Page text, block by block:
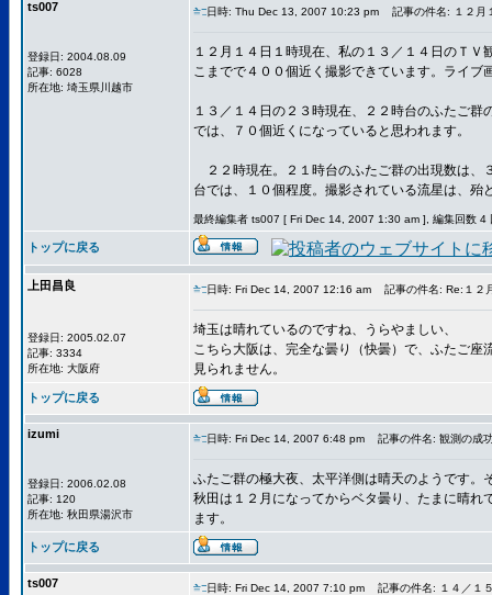
ts007
登録日: 2004.08.09
記事: 6028
所在地: 埼玉県川越市
日時: Thu Dec 13, 2007 10:23 pm 記事の件名: １２月
１２月１４日１時現在、私の１３／１４日のＴ
こまでで４００個近く撮影できています。ライ
１３／１４日の２３時現在、２２時台のふたご
では、７０個近くになっていると思われます。
２２時現在。２１時台のふたご群の出現数は、
台では、１０個程度。撮影されている流星は、
最終編集者 ts007 [ Fri Dec 14, 2007 1:30 am ], 編集回数 4
トップに戻る
上田昌良
登録日: 2005.02.07
記事: 3334
所在地: 大阪府
日時: Fri Dec 14, 2007 12:16 am 記事の件名: Re:１２
埼玉は晴れているのですね、うらやましい、
こちら大阪は、完全な曇り（快曇）で、ふたご座
見られません。
トップに戻る
izumi
登録日: 2006.02.08
記事: 120
所在地: 秋田県湯沢市
日時: Fri Dec 14, 2007 6:48 pm 記事の件名: 観測の成
ふたご群の極大夜、太平洋側は晴天のようです。
秋田は１２月になってからベタ曇り、たまに晴
ます。
トップに戻る
ts007 日時: Fri Dec 14, 2007 7:10 pm 記事の件名: １４／１